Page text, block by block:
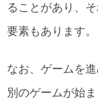
ることがあり、
要素もあります。
なお、ゲームを
別のゲームが始